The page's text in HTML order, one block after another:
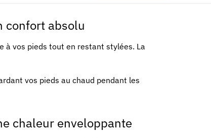
confort absolu
à vos pieds tout en restant stylées. La
vos pieds au chaud pendant les
chaleur enveloppante